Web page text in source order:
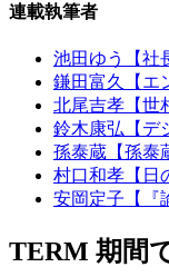
連載執筆者
池田ゆう【社
鎌田富久【エ
北尾吉孝【世
鈴木康弘【デ
孫泰蔵【孫泰
村口和孝【日
安岡定子【『
TERM 期間